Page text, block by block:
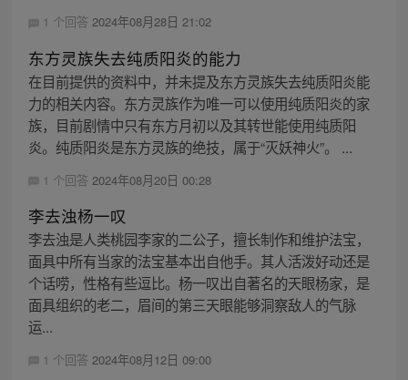
1 个回答 2024年08月28日 21:02
东方灵族失去纯质阳炎的能力
在目前提供的资料中，并未提及东方灵族失去纯质阳炎能
力的相关内容。东方灵族作为唯一可以使用纯质阳炎的家
族，目前剧情中只有东方月初以及其转世能使用纯质阳
炎。纯质阳炎是东方灵族的绝技，属于“灭妖神火”。 ...
1 个回答 2024年08月20日 00:28
李去浊杨一叹
李去浊是人类桃园李家的二公子，擅长制作和维护法宝，
面具中所有当家的法宝基本出自他手。其人活泼好动还是
个话唠，性格有些逗比。杨一叹出自著名的天眼杨家，是
面具组织的老二，眉间的第三天眼能够洞察敌人的气脉
运...
1 个回答 2024年08月12日 09:00